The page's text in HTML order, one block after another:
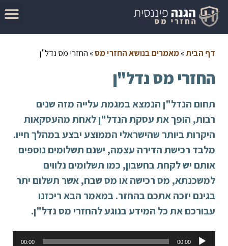
דף הבית»מאמרים בנושא החזרי מס» החזרי מס נדל"ן
החזרי מס נדל"ן
תחום הנדל"ן הנמצא במגמת עלייה מזה שנים
רבות, הופך את עסקת הנדל"ן לאחת מהעסקאות
היקרות ביותר שהישראלי הממוצע יבצע במהלך חייו.
מלבד רכישת הדירה עצמה, ישנם תשלומים נוספים
אותם יש לקחת בחשבון, כמו תשלומים נלווים
למשכנתא, מס רכישה או מס שבח, אשר תשלום יתר
בגינם יזכה אתכם בהחזר. במאמר הבא ריכזנו
עבורכם את כל המידע בנוגע להחזרי מס נדל"ן.
00:00
00:00